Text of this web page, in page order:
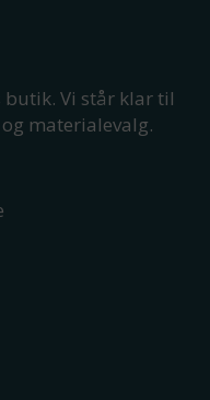
butik. Vi står klar til
materialevalg.